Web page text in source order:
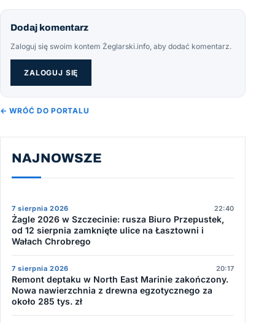
Dodaj komentarz
Zaloguj się swoim kontem Żeglarski.info, aby dodać komentarz.
ZALOGUJ SIĘ
← WRÓĆ DO PORTALU
NAJNOWSZE
7 sierpnia 2026 22:40
Żagle 2026 w Szczecinie: rusza Biuro Przepustek,
od 12 sierpnia zamknięte ulice na Łasztowni i
Wałach Chrobrego
7 sierpnia 2026 20:17
Remont deptaku w North East Marinie zakończony.
Nowa nawierzchnia z drewna egzotycznego za
około 285 tys. zł